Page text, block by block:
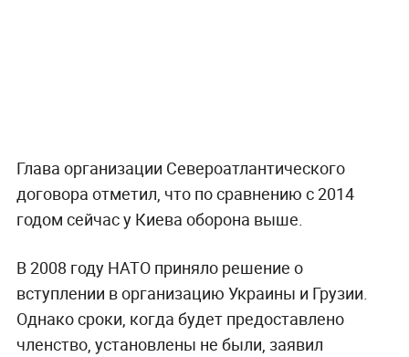
Глава организации Североатлантического
договора отметил, что по сравнению с 2014
годом сейчас у Киева оборона выше.
В 2008 году НАТО приняло решение о
вступлении в организацию Украины и Грузии.
Однако сроки, когда будет предоставлено
членство, установлены не были, заявил